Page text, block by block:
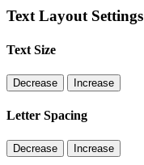
Text Layout Settings
Text Size
Decrease Increase
Letter Spacing
Decrease Increase